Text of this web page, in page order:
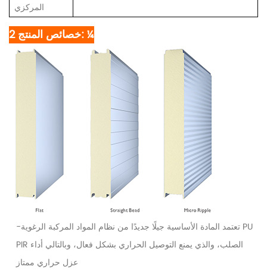
المركزي
2 خصائص المنتج: ¼
-تعتمد المادة الأساسية جيلًا جديدًا من نظام المواد المركبة الرغوية PU
PIR الصلب، والذي يمنع التوصيل الحراري بشكل فعال، وبالتالي أداء
عزل حراري ممتاز